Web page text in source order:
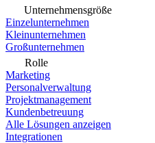
Unternehmensgröße
Einzelunternehmen
Kleinunternehmen
Großunternehmen
Rolle
Marketing
Personalverwaltung
Projektmanagement
Kundenbetreuung
Alle Lösungen anzeigen
Integrationen